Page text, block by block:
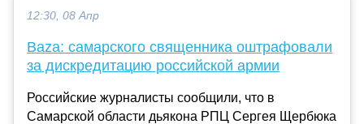
12:30, 08 Апр
Baza: самарского священника оштрафовали
за дискредитацию российской армии
Российские журналисты сообщили, что в
Самарской области дьякона РПЦ Сергея Щербюка